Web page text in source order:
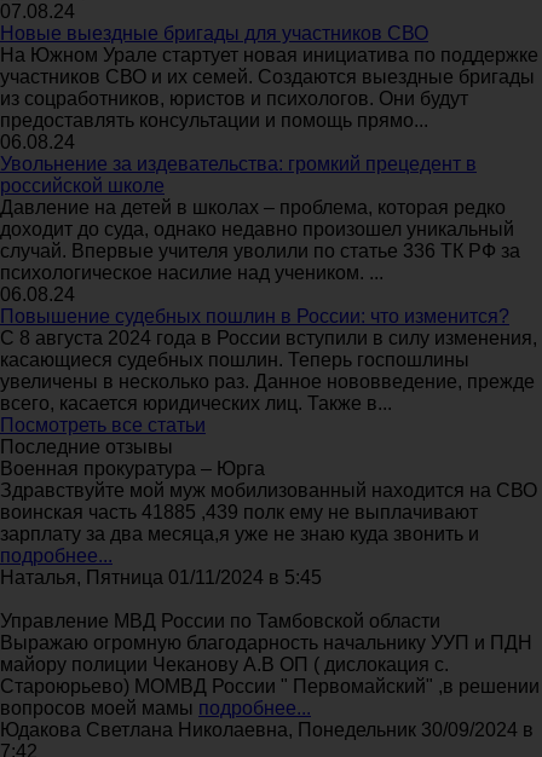
07.08.24
Новые выездные бригады для участников СВО
На Южном Урале стартует новая инициатива по поддержке
участников СВО и их семей. Создаются выездные бригады
из соцработников, юристов и психологов. Они будут
предоставлять консультации и помощь прямо...
06.08.24
Увольнение за издевательства: громкий прецедент в
российской школе
Давление на детей в школах – проблема, которая редко
доходит до суда, однако недавно произошел уникальный
случай. Впервые учителя уволили по статье 336 ТК РФ за
психологическое насилие над учеником. ...
06.08.24
Повышение судебных пошлин в России: что изменится?
С 8 августа 2024 года в России вступили в силу изменения,
касающиеся судебных пошлин. Теперь госпошлины
увеличены в несколько раз. Данное нововведение, прежде
всего, касается юридических лиц. Также в...
Посмотреть все статьи
Последние отзывы
Военная прокуратура – Юрга
Здравствуйте мой муж мобилизованный находится на СВО
воинская часть 41885 ,439 полк ему не выплачивают
зарплату за два месяца,я уже не знаю куда звонить и
подробнее...
Наталья, Пятница 01/11/2024 в 5:45
Управление МВД России по Тамбовской области
Выражаю огромную благодарность начальнику УУП и ПДН
майору полиции Чеканову А.В ОП ( дислокация с.
Староюрьево) МОМВД России " Первомайский" ,в решении
вопросов моей мамы подробнее...
Юдакова Светлана Николаевна, Понедельник 30/09/2024 в
7:42